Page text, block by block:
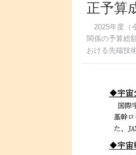
正予算
2025年度（
関係の予算総
おける先端技